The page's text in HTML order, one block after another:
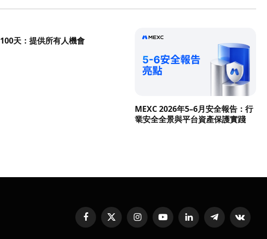
100天：提供所有人機會
MEXC 2026年5–6月安全報告：行
業安全全景與平台資產保護實踐
FacebookX
(Twitter)
InstagramYouTubeLinkedInTelegramVKontakte